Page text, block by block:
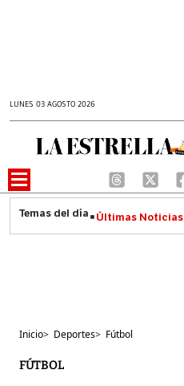
LUNES 03 AGOSTO 2026
Últimas Noticias
Inicio> Deportes> Fútbol
FÚTBOL